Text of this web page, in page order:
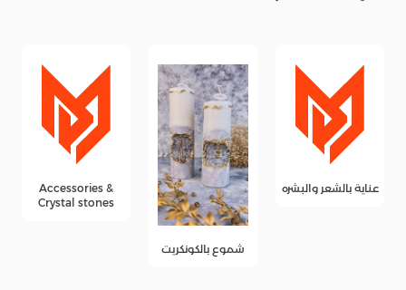
عناية بالشعر والبشره
شموع بالكونكريت
Accessories &
Crystal stones